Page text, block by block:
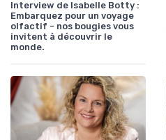
Interview de Isabelle Botty :
Embarquez pour un voyage
olfactif - nos bougies vous
invitent à découvrir le
monde.